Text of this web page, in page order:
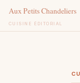
CUISINE ÉDITORIAL